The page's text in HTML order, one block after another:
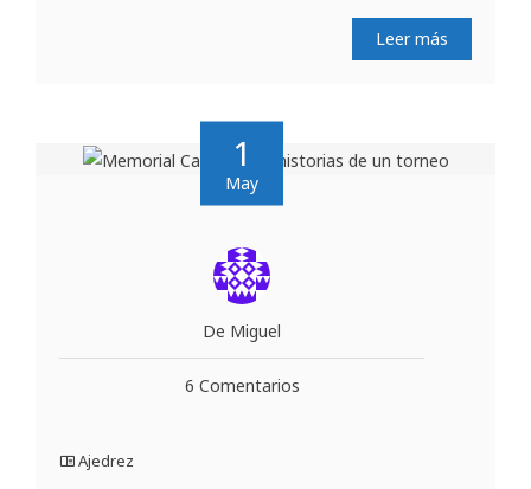
Leer más
1
May
De Miguel
6 Comentarios
Ajedrez